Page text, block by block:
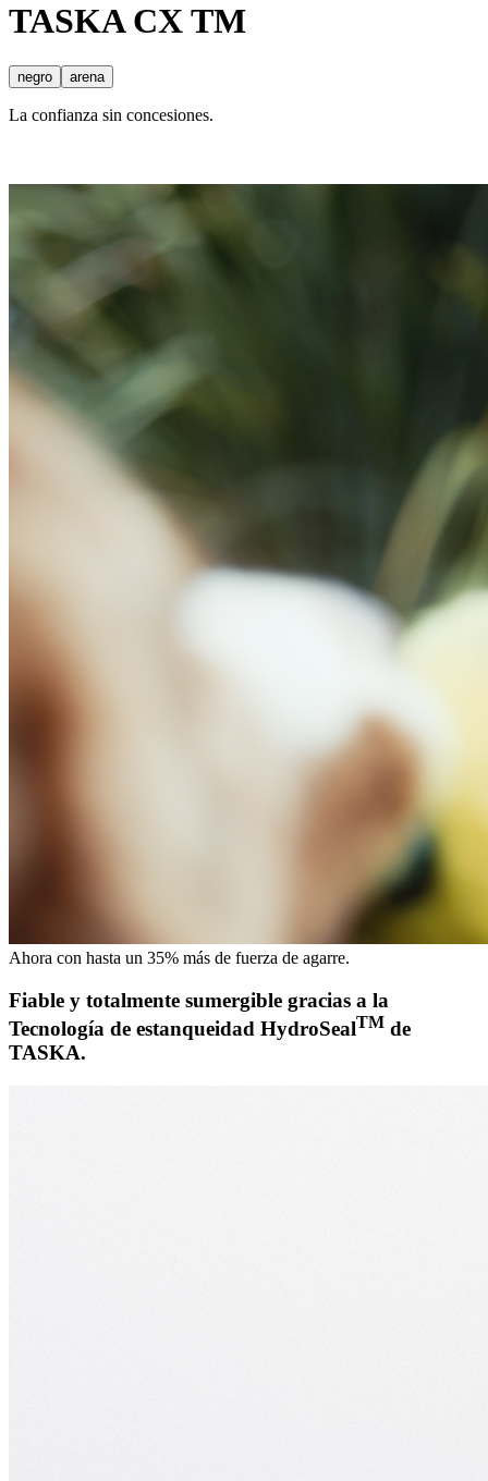
TASKACXTM
negro arena
La confianza sin concesiones.
Ahora con hasta un 35% más de fuerza de agarre.
Fiable y totalmente sumergible gracias a la
Tecnología de estanqueidad HydroSealTM de
TASKA.